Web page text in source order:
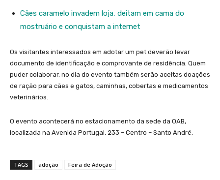
Cães caramelo invadem loja, deitam em cama do
mostruário e conquistam a internet
Os visitantes interessados em adotar um pet deverão levar
documento de identificação e comprovante de residência. Quem
puder colaborar, no dia do evento também serão aceitas doações
de ração para cães e gatos, caminhas, cobertas e medicamentos
veterinários.
O evento acontecerá no estacionamento da sede da OAB,
localizada na Avenida Portugal, 233 – Centro – Santo André.
TAGS adoção Feira de Adoção